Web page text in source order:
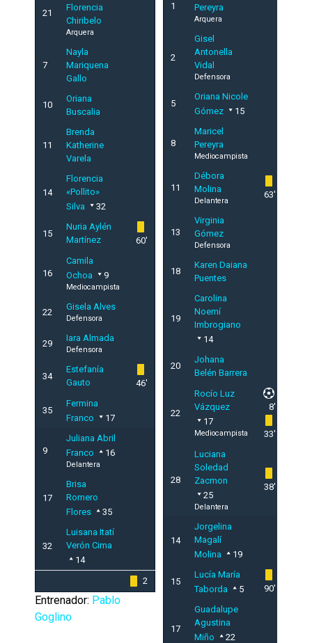
21
Florencia
Chiribelo
Arquera
7
Nayla
Mariquena
Gallo
10
Oriana
Buscalia
11
Brenda
Katherine
Varela
14
Florencia
«Pollito»
Silva
32
15
Nuria Aylén
Martínez
60'
16
Camila
Ochoa
9
Mediocampista
22
Gisela Alves
Defensora
29
Iara Almada
Defensora
34
Estefanía
Gauto
46'
35
Fermina
Franco
17
9
Juliana Abril
Franco
16
Delantera
17
Brisa
Romero
Flores
35
32
Luisana Itatí
Verón Cima
14
2
Entrenador: Pablo
Goglino
1
Pereyra
Arquera
2
Gisel
Antonella
Vidal
Defensora
5
Oriana Nicole
Gómez
15
8
Maricel
Pereyra
Mediocampista
11
Débora
Molina
Delantera
63'
13
Virginia
Gómez
Defensora
18
Karen Daiana
Puentes
19
Carolina
Noemí
Imbrogiano
14
20
Johana
Belén Barrera
22
Rocío Luz
Vázquez
17
Mediocampista
8'
33'
28
Luciana
Soledad
Zacmon
25
Delantera
38'
14
Jorgelina
Magalí
Molina
19
15
Lucía María
Taborda
5 90'
17
Guadalupe
Agustina
Miño
22